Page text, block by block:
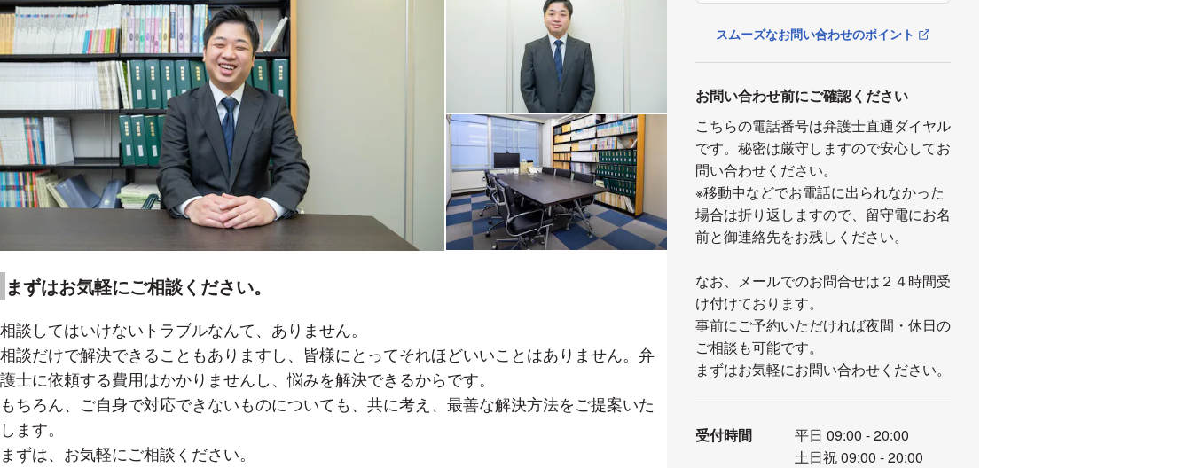
まずはお気軽にご相談ください。
相談してはいけないトラブルなんて、ありません。
相談だけで解決できることもありますし、皆様にとってそれほどいいことはありません。弁
護士に依頼する費用はかかりませんし、悩みを解決できるからです。
もちろん、ご自身で対応できないものについても、共に考え、最善な解決方法をご提案いた
します。
まずは、お気軽にご相談ください。
スムーズなお問い合わせのポイント
お問い合わせ前にご確認ください
こちらの電話番号は弁護士直通ダイヤル
です。秘密は厳守しますので安心してお
問い合わせください。
※移動中などでお電話に出られなかった
場合は折り返しますので、留守電にお名
前と御連絡先をお残しください。
なお、メールでのお問合せは２４時間受
け付けております。
事前にご予約いただければ夜間・休日の
ご相談も可能です。
まずはお気軽にお問い合わせください。
受付時間
平日 09:00 - 20:00
土日祝 09:00 - 20:00